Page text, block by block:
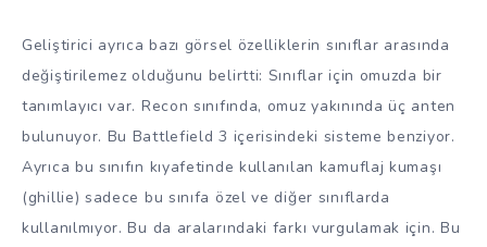
Geliştirici ayrıca bazı görsel özelliklerin sınıflar arasında
değiştirilemez olduğunu belirtti: Sınıflar için omuzda bir
tanımlayıcı var. Recon sınıfında, omuz yakınında üç anten
bulunuyor. Bu Battlefield 3 içerisindeki sisteme benziyor.
Ayrıca bu sınıfın kıyafetinde kullanılan kamuflaj kumaşı
(ghillie) sadece bu sınıfa özel ve diğer sınıflarda
kullanılmıyor. Bu da aralarındaki farkı vurgulamak için. Bu